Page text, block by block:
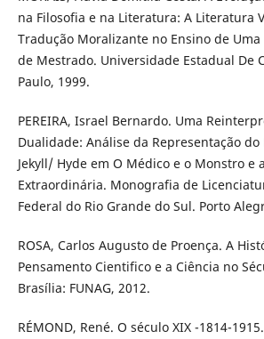
na Filosofia e na Literatura: A Literatura
Tradução Moralizante no Ensino de Uma
de Mestrado. Universidade Estadual De
Paulo, 1999.
PEREIRA, Israel Bernardo. Uma
Dualidade: Análise da Representação
Jekyll/ Hyde em O Médico e o Monstro e
Extraordinária. Monografia de
Federal do Rio Grande do Sul. Porto
ROSA, Carlos Augusto de Proença. A
Pensamento Cientifico e a Ciência no
Brasília: FUNAG, 2012.
RÉMOND, René. O século XIX -1814-